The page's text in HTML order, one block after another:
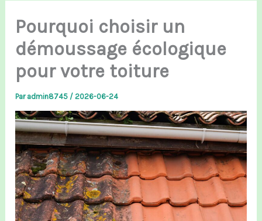
Pourquoi choisir un
démoussage écologique
pour votre toiture
Par admin8745 /2026-06-24